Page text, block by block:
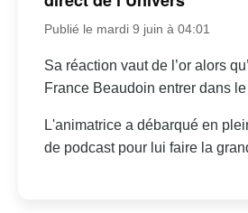
Publié le mardi 9 juin à 04:01
Sa réaction vaut de l’or alors
France Beaudoin entrer dans
L'animatrice a débarqué en
de podcast pour lui faire la